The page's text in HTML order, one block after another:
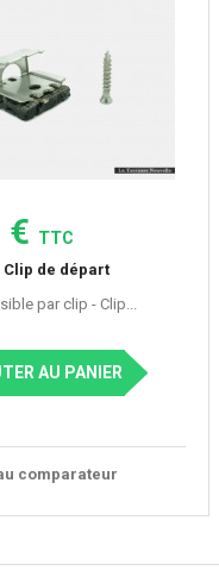
€ TTC
Clip de départ
par clip - Clip...
AU PANIER
comparateur